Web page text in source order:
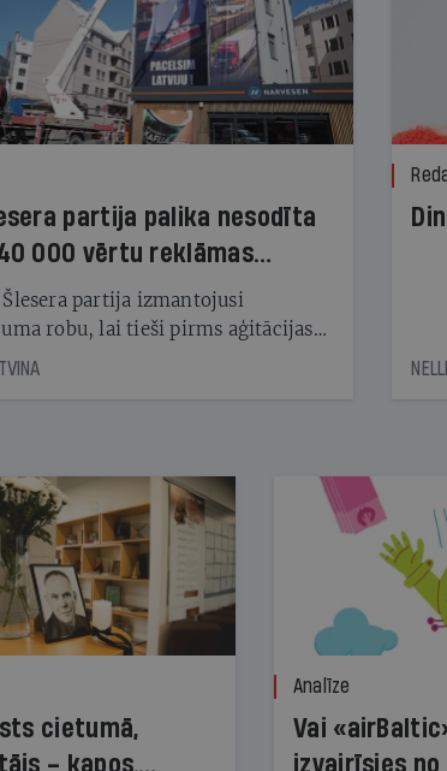
partija palika nesodīta
000 vērtu reklāmas
partija izmantojusi
robu, lai tieši pirms aģitācijas
par summu, kas
cietumā,
– kapos.
Analīze
Vai
izvairīsies